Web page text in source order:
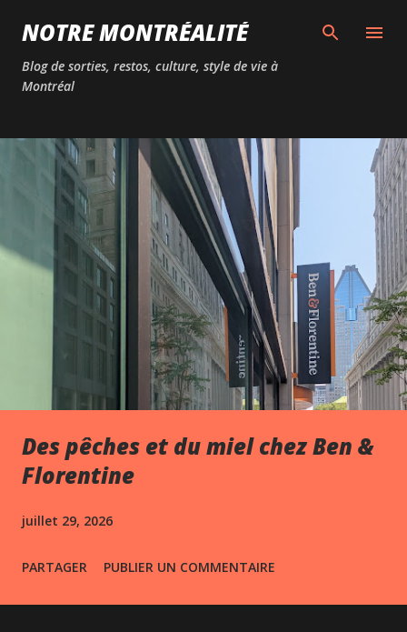
Passer au contenu principal
NOTRE MONTRÉALITÉ
Blog de sorties, restos, culture, style de vie à
Montréal
Des pêches et du miel chez Ben &
Florentine
juillet 29, 2026
PARTAGER PUBLIER UN COMMENTAIRE